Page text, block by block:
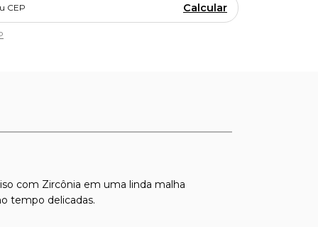
Calcular
com Zircônia em uma linda malha
tempo delicadas.